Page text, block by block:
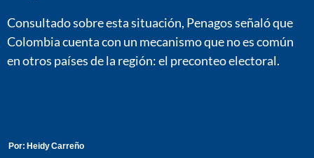
Consultado sobre esta situación, Penagos señaló que
Colombia cuenta con un mecanismo que no es común
en otros países de la región: el preconteo electoral.
Por: Heidy Carreño